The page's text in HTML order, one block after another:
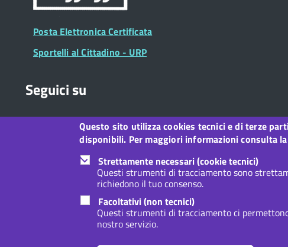
Posta Elettronica Certificata
Sportelli al Cittadino - URP
Seguici su
Collegamento
Facebook
Collegamento
a
Twitter
Collegamento
a
Instagram
Collegamento
a
LinkedIn
Collegamento
a
You
Tube
Collegamento
a
Telegram
Collegamento
a
Whatsapp
Redazione web Privacy Note legali
Questo sito utilizza cookies tecnici e di terze
disponibili. Per maggiori informazioni consulta
Strettamente necessari (cookie tecnici)
Questi strumenti di tracciamento sono
richiedono il tuo consenso.
Facoltativi (non tecnici)
Questi strumenti di tracciamento ci
nostro servizio.